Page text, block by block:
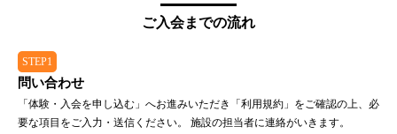
ご入会までの流れ
STEP1
問い合わせ
「体験・入会を申し込む」へお進みいただき「利用規約」をご確認の上、必
要な項目をご入力・送信ください。 施設の担当者に連絡がいきます。